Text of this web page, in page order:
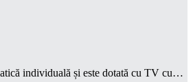
individuală și este dotată cu TV cu…